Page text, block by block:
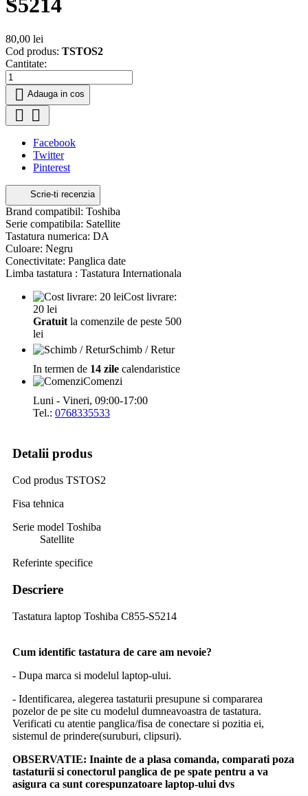
S5214
80,00 lei
Cod produs: TSTOS2
Cantitate:
 Adauga in cos
 
Facebook
Twitter
Pinterest
Scrie-ti recenzia
Brand compatibil: Toshiba
Serie compatibila: Satellite
Tastatura numerica: DA
Culoare: Negru
Conectivitate: Panglica date
Limba tastatura : Tastatura Internationala
Cost livrare:
20 lei
Gratuit la comenzile de peste 500
lei
Schimb / Retur
In termen de 14 zile calendaristice
Comenzi
Luni - Vineri, 09:00-17:00
Tel.: 0768335533
Detalii produs
Cod produs TSTOS2
Fisa tehnica
Serie model Toshiba
Satellite
Referinte specifice
Descriere
Tastatura laptop Toshiba C855-S5214
Cum identific tastatura de care am nevoie?
- Dupa marca si modelul laptop-ului.
- Identificarea, alegerea tastaturii presupune si compararea
pozelor de pe site cu modelul dumneavoastra de tastatura.
Verificati cu atentie panglica/fisa de conectare si pozitia ei,
sistemul de prindere(suruburi, clipsuri).
OBSERVATIE: Inainte de a plasa comanda, comparati poza
tastaturii si conectorul panglica de pe spate pentru a va
asigura ca sunt corespunzatoare laptop-ului dvs